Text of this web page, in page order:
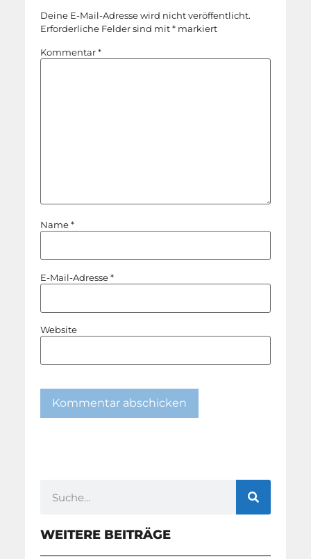
Deine E-Mail-Adresse wird nicht veröffentlicht.
Erforderliche Felder sind mit* markiert
Kommentar*
Name*
E-Mail-Adresse*
Website
WEITERE BEITRÄGE